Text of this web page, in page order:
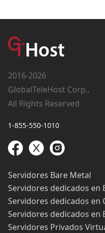
2016-2026
GlobalTeleHost Corp.,
All Rights Reserved
1-855-550-1010
Servidores Bare Metal
Servidores dedicados en
Servidores dedicados en
Servidores dedicados en
Servidores Privados